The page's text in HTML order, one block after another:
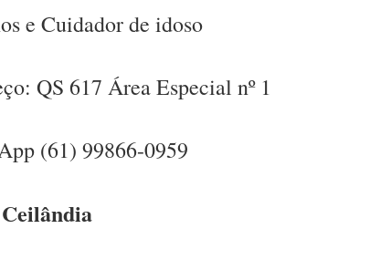
e Cuidador de idoso
QS 617 Área Especial nº 1
(61) 99866-0959